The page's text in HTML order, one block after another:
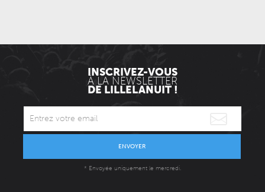
INSCRIVEZ-VOUS
À LA NEWSLETTER
DE LILLELANUIT !
ENVOYER
* Envoyée uniquement le mercredi.